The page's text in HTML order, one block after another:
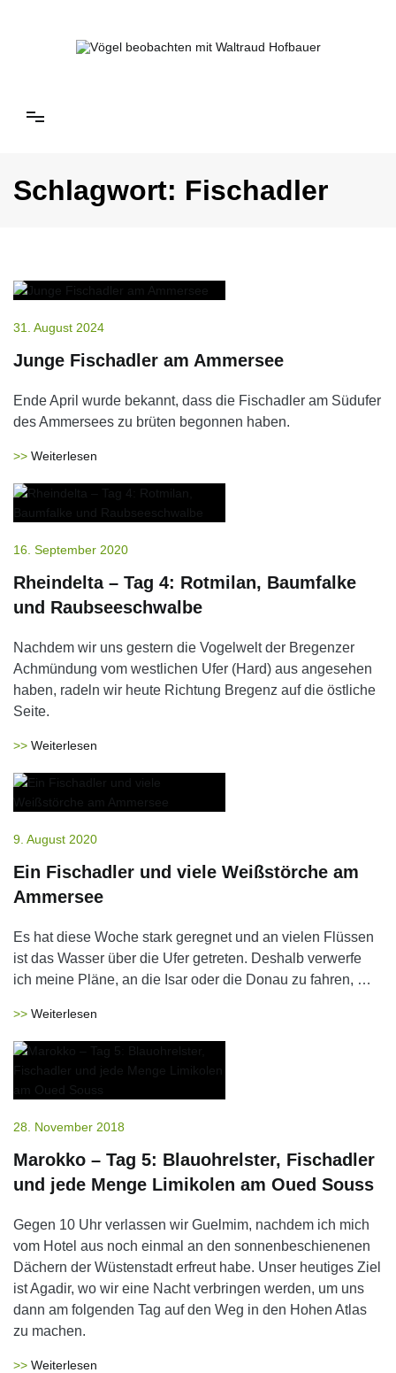
Schlagwort: Fischadler
31. August 2024
Junge Fischadler am Ammersee
Ende April wurde bekannt, dass die Fischadler am Südufer
des Ammersees zu brüten begonnen haben.
Weiterlesen
16. September 2020
Rheindelta – Tag 4: Rotmilan, Baumfalke
und Raubseeschwalbe
Nachdem wir uns gestern die Vogelwelt der Bregenzer
Achmündung vom westlichen Ufer (Hard) aus angesehen
haben, radeln wir heute Richtung Bregenz auf die östliche
Seite.
Weiterlesen
9. August 2020
Ein Fischadler und viele Weißstörche am
Ammersee
Es hat diese Woche stark geregnet und an vielen Flüssen
ist das Wasser über die Ufer getreten. Deshalb verwerfe
ich meine Pläne, an die Isar oder die Donau zu fahren, …
Weiterlesen
28. November 2018
Marokko – Tag 5: Blauohrelster, Fischadler
und jede Menge Limikolen am Oued Souss
Gegen 10 Uhr verlassen wir Guelmim, nachdem ich mich
vom Hotel aus noch einmal an den sonnenbeschienenen
Dächern der Wüstenstadt erfreut habe. Unser heutiges Ziel
ist Agadir, wo wir eine Nacht verbringen werden, um uns
dann am folgenden Tag auf den Weg in den Hohen Atlas
zu machen.
Weiterlesen